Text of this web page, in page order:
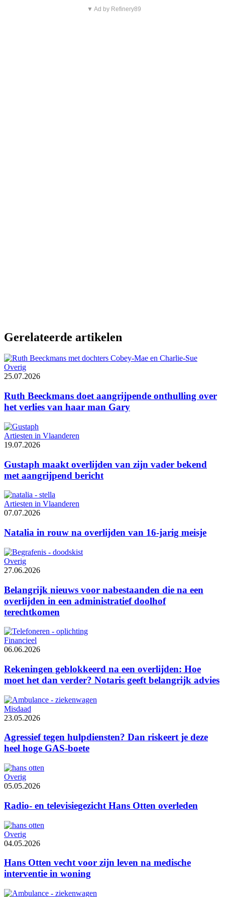
▼ Ad by Refinery89
Gerelateerde artikelen
Overig
25.07.2026
Ruth Beeckmans doet aangrijpende onthulling over
het verlies van haar man Gary
Artiesten in Vlaanderen
19.07.2026
Gustaph maakt overlijden van zijn vader bekend
met aangrijpend bericht
Artiesten in Vlaanderen
07.07.2026
Natalia in rouw na overlijden van 16-jarig meisje
Overig
27.06.2026
Belangrijk nieuws voor nabestaanden die na een
overlijden in een administratief doolhof
terechtkomen
Financieel
06.06.2026
Rekeningen geblokkeerd na een overlijden: Hoe
moet het dan verder? Notaris geeft belangrijk advies
Misdaad
23.05.2026
Agressief tegen hulpdiensten? Dan riskeert je deze
heel hoge GAS-boete
Overig
05.05.2026
Radio- en televisiegezicht Hans Otten overleden
Overig
04.05.2026
Hans Otten vecht voor zijn leven na medische
interventie in woning